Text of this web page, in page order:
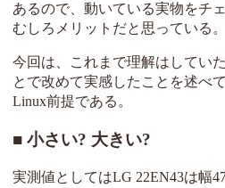
あるので、動いている実物をチ
むしろメリットだと思っている。
今回は、これまで理解はしてい
とで改めて実感したことを述べ
Linux前提である。
小さい? 大きい?
実測値としてはLG 22EN43は幅